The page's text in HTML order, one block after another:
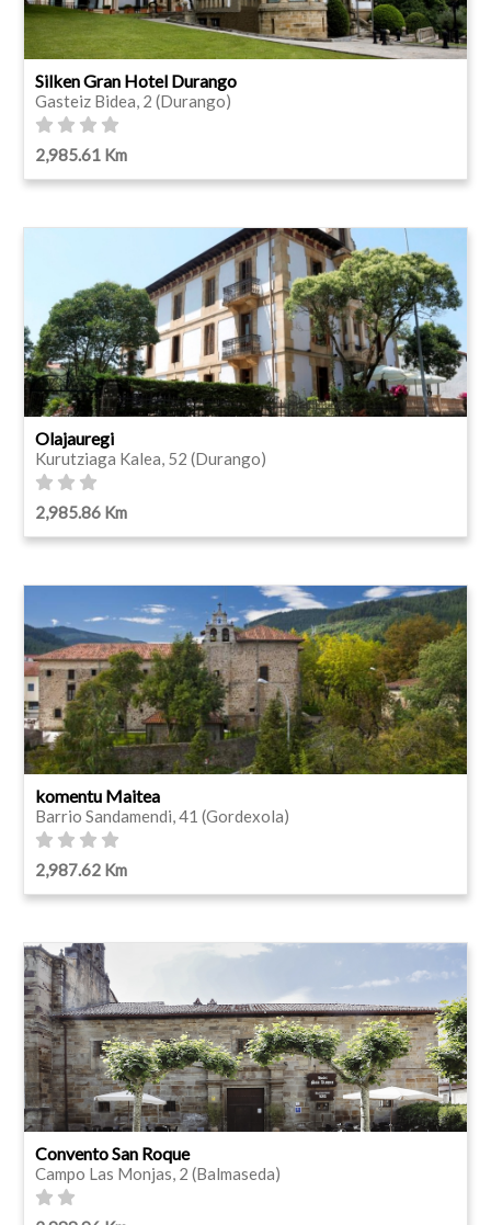
Silken Gran Hotel Durango
Gasteiz Bidea, 2 (Durango)
2,985.61 Km
Olajauregi
Kurutziaga Kalea, 52 (Durango)
2,985.86 Km
komentu Maitea
Barrio Sandamendi, 41 (Gordexola)
2,987.62 Km
Convento San Roque
Campo Las Monjas, 2 (Balmaseda)